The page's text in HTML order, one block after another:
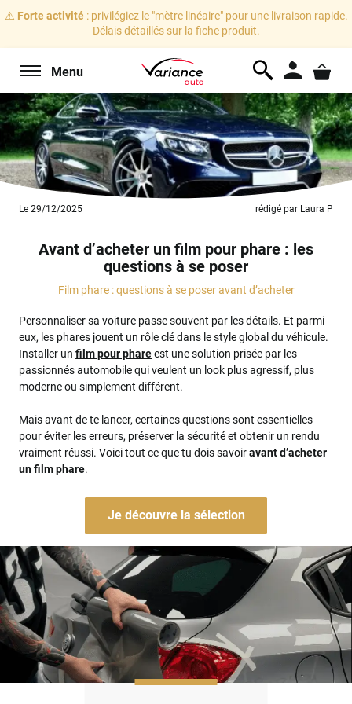
⚠️ Forte activité: privilégiez le "mètre linéaire" pour une livraison rapide.
Délais détaillés sur la fiche produit.
Menu
Le 29/12/2025 rédigé par Laura P
Avant d’acheter un film pour phare : les
questions à se poser
Film phare : questions à se poser avant d’acheter
Personnaliser sa voiture passe souvent par les détails. Et parmi
eux, les phares jouent un rôle clé dans le style global du véhicule.
Installer un film pour phareest une solution prisée par les
passionnés automobile qui veulent un look plus agressif, plus
moderne ou simplement différent.
Mais avant de te lancer, certaines questions sont essentielles
pour éviter les erreurs, préserver la sécurité et obtenir un rendu
vraiment réussi. Voici tout ce que tu dois savoiravant d’acheter
un film phare.
Je découvre la sélection